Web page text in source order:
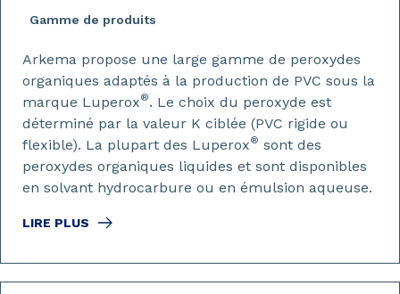
Gamme de produits
LIRE PLUS
Arkema propose une large gamme de peroxydes
organiques adaptés à la production de PVC sous la
marque Luperox®. Le choix du peroxyde est
déterminé par la valeur K ciblée (PVC rigide ou
flexible). La plupart des Luperox® sont des
peroxydes organiques liquides et sont disponibles
en solvant hydrocarbure ou en émulsion aqueuse.